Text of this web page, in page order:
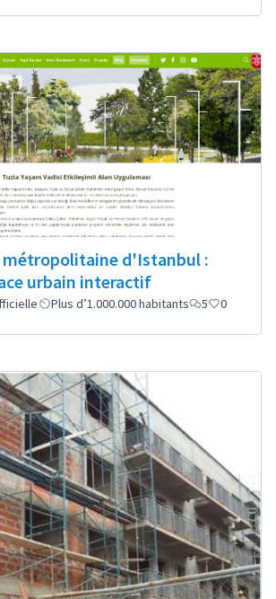
d'Istanbul :
urbain interactif
Plus d’1.000.000 habitants 5 0